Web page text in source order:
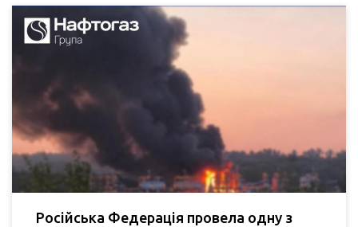
Російська Федерація провела одну з